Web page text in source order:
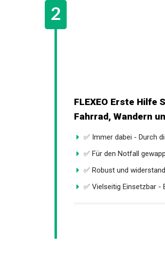
FLEXEO Erste Hilfe
Fahrrad, Wandern
✅ Immer dabei - Durch
✅ Für den Notfall
✅ Robust und
✅ Vielseitig Einsetzbar -